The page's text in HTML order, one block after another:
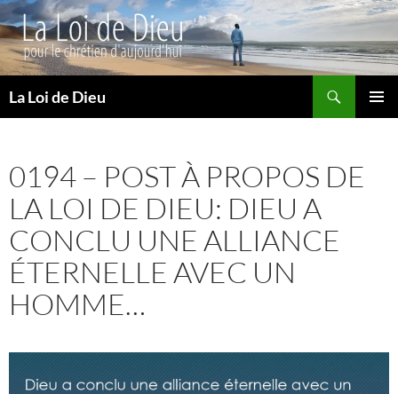
La Loi de Dieu
0194 – POST À PROPOS DE
LA LOI DE DIEU: DIEU A
CONCLU UNE ALLIANCE
ÉTERNELLE AVEC UN
HOMME…